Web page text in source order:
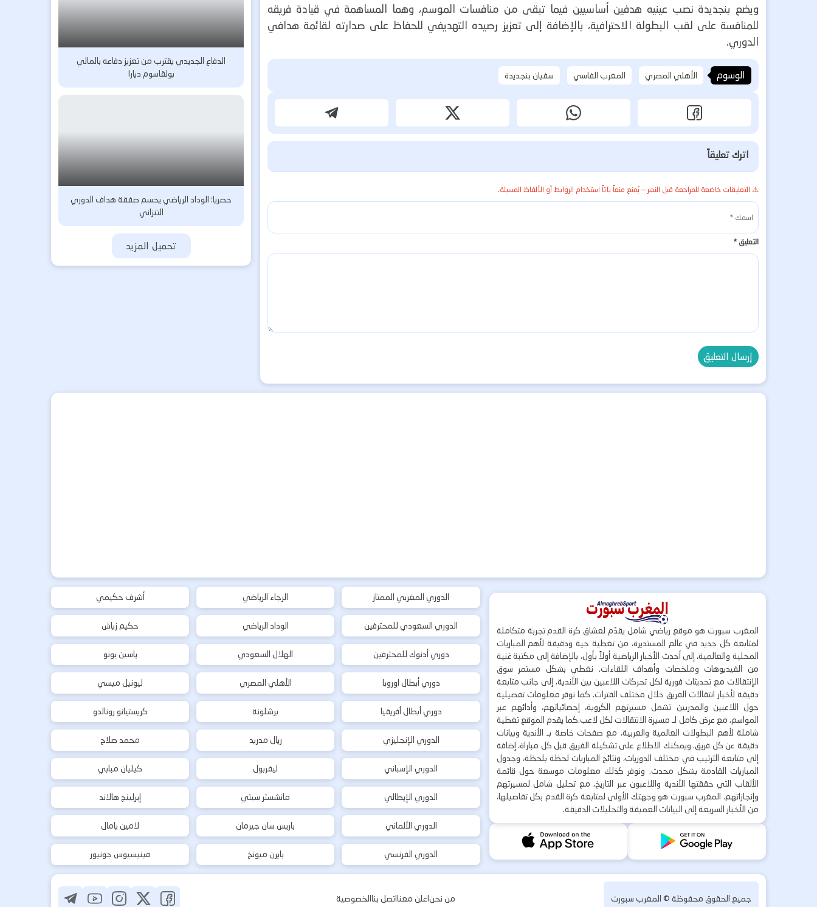
ويضع بنجديدة نصب عينيه هدفين أساسيين فيما تبقى من منافسات الموسم، وهما المساهمة في قيادة فريقه
للمنافسة على لقب البطولة الاحترافية، بالإضافة إلى تعزيز رصيده التهديفي للحفاظ على صدارته لقائمة هدافي
الدوري.
الوسوم الأهلي المصري المغرب الفاسي سفيان بنجديدة
اترك تعليقاً
⚠️ التعليقات خاضعة للمراجعة قبل النشر — يُمنع منعاً باتاً استخدام الروابط أو الألفاظ المسيئة.
التعليق*
الدفاع الجديدي يقترب من تعزيز دفاعه بالمالي
بولقاسوم ديارا
حصريا: الوداد الرياضي يحسم صفقة هداف الدوري
التنزاني
تحميل المزيد
المغرب سبورت هو موقع رياضي شامل يقدّم لعشاق كرة القدم تجربة متكاملة
لمتابعة كل جديد في عالم المستديرة، من تغطية حية ودقيقة لأهم المباريات
المحلية والعالمية، إلى أحدث الأخبار الرياضية أولاً بأول، بالإضافة إلى مكتبة غنية
من الفيديوهات وملخصات وأهداف اللقاءات. نغطي بشكل مستمر سوق
الإنتقالات مع تحديثات فورية لكل تحركات اللاعبين بين الأندية، إلى جانب متابعة
دقيقة لأخبار انتقالات الفريق خلال مختلف الفترات. كما نوفر معلومات تفصيلية
حول اللاعبين والمدربين تشمل مسيرتهم الكروية، إحصائياتهم، وأدائهم عبر
المواسم، مع عرض كامل لـ مسيرة الانتقالات لكل لاعب.كما يقدم الموقع تغطية
شاملة لأهم البطولات العالمية والعربية، مع صفحات خاصة بـ الأندية وبيانات
دقيقة عن كل فريق. ويمكنك الاطلاع على تشكيلة الفريق قبل كل مباراة، إضافة
إلى متابعة الترتيب في مختلف الدوريات، ونتائج المباريات لحظة بلحظة، وجدول
المباريات القادمة بشكل محدث. ونوفر كذلك معلومات موسعة حول قائمة
الألقاب التي حققتها الأندية واللاعبون عبر التاريخ، مع تحليل شامل لمسيرتهم
وإنجازاتهم. المغرب سبورت هو وجهتك الأولى لمتابعة كرة القدم بكل تفاصيلها،
من الأخبار السريعة إلى البيانات العميقة والتحليلات الدقيقة.
الدوري المغربي الممتاز
الدوري السعودي للمحترفين
دوري أدنوك للمحترفين
دوري أبطال اوروبا
دوري أبطال أفريقيا
الدوري الإنجليزي
الدوري الإسباني
الدوري الإيطالي
الدوري الألماني
الدوري الفرنسي
الرجاء الرياضي
الوداد الرياضي
الهلال السعودي
الأهلي المصري
برشلونة
ريال مدريد
ليفربول
مانشستر سيتي
باريس سان جيرمان
بايرن ميونخ
أشرف حكيمي
حكيم زياش
ياسين بونو
ليونيل ميسي
كريستيانو رونالدو
محمد صلاح
كيليان مبابي
إيرلينج هالاند
لامين يامال
فينيسيوس جونيور
جميع الحقوق محفوظة ©المغرب سبورت من نحناعلن معنااتصل بناالخصوصية